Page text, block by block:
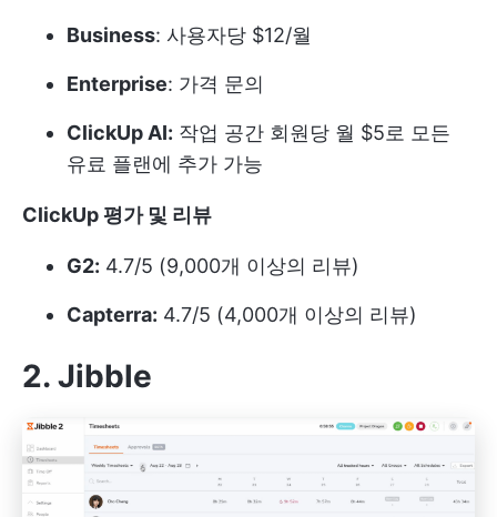
Business: 사용자당 $12/월
Enterprise: 가격 문의
ClickUp AI: 작업 공간 회원당 월 $5로 모든
유료 플랜에 추가 가능
ClickUp 평가 및 리뷰
G2: 4.7/5 (9,000개 이상의 리뷰)
Capterra: 4.7/5 (4,000개 이상의 리뷰)
2. Jibble